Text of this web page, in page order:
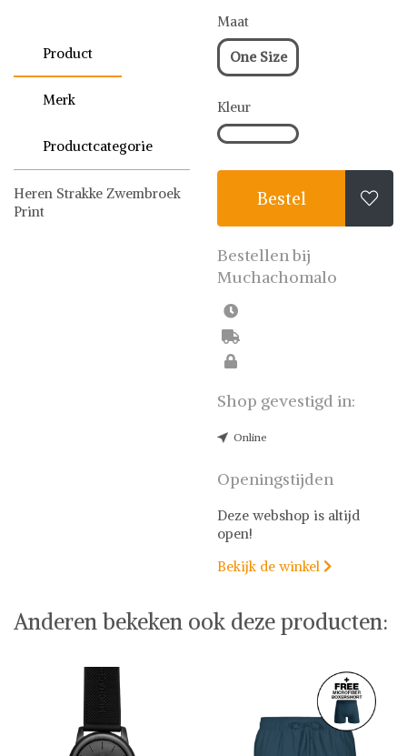
Product
Merk
Productcategorie
Heren Strakke Zwembroek
Print
Maat
One Size
Kleur
Bestel 
Bestellen bij
Muchachomalo
Shop gevestigd in:
Online
Openingstijden
Deze webshop is altijd
open!
Bekijk de winkel 
Anderen bekeken ook deze producten: